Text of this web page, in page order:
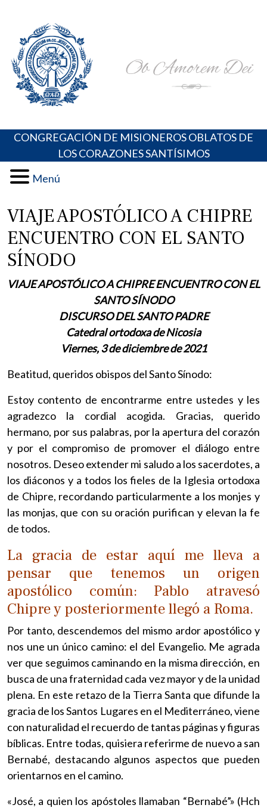
content
Portal de los Padres Oblatos. Advocaciones Marianas,
Oraciones, Música religiosa y más
CONGREGACIÓN DE MISIONEROS OBLATOS DE
LOS CORAZONES SANTÍSIMOS
Menú
VIAJE APOSTÓLICO A CHIPRE
ENCUENTRO CON EL SANTO
SÍNODO
VIAJE APOSTÓLICO A CHIPRE ENCUENTRO CON EL
SANTO SÍNODO
DISCURSO DEL SANTO PADRE
Catedral ortodoxa de Nicosia
Viernes, 3 de diciembre de 2021
Beatitud, queridos obispos del Santo Sínodo:
Estoy contento de encontrarme entre ustedes y les
agradezco la cordial acogida. Gracias, querido
hermano, por sus palabras, por la apertura del corazón
y por el compromiso de promover el diálogo entre
nosotros. Deseo extender mi saludo a los sacerdotes, a
los diáconos y a todos los fieles de la Iglesia ortodoxa
de Chipre, recordando particularmente a los monjes y
las monjas, que con su oración purifican y elevan la fe
de todos.
La gracia de estar aquí me lleva a
pensar que tenemos un origen
apostólico común: Pablo atravesó
Chipre y posteriormente llegó a Roma.
Por tanto, descendemos del mismo ardor apostólico y
nos une un único camino: el del Evangelio. Me agrada
ver que seguimos caminando en la misma dirección, en
busca de una fraternidad cada vez mayor y de la unidad
plena. En este retazo de la Tierra Santa que difunde la
gracia de los Santos Lugares en el Mediterráneo, viene
con naturalidad el recuerdo de tantas páginas y figuras
bíblicas. Entre todas, quisiera referirme de nuevo a san
Bernabé, destacando algunos aspectos que pueden
orientarnos en el camino.
«José, a quien los apóstoles llamaban “Bernabé”» (Hch